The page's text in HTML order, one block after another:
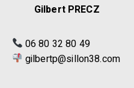
Gilbert PRECZ
06 80 32 80 49
gilbertp@sillon38.com